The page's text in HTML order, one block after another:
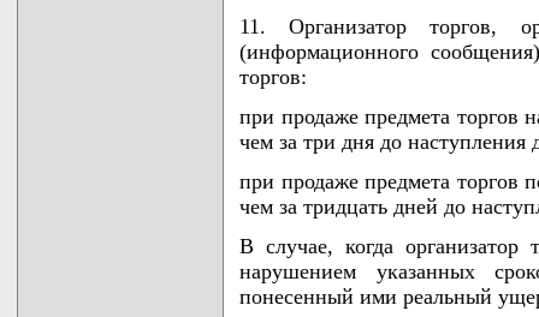
11. Организатор торгов,
(информационного
торгов:
при продаже предмета торгов
чем за три дня до наступления
при продаже предмета торгов
чем за тридцать дней до
В случае, когда организатор
нарушением указанных
понесенный ими реальный